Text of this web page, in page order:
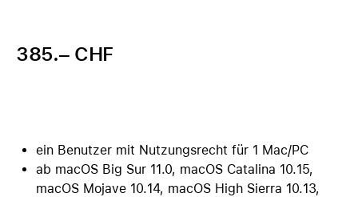
385.– CHF
ein Benutzer mit Nutzungsrecht für 1 Mac/PC
ab macOS Big Sur 11.0, macOS Catalina 10.15,
macOS Mojave 10.14, macOS High Sierra 10.13,